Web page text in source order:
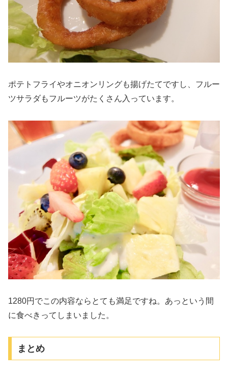
ポテトフライやオニオンリングも揚げたてですし、フルー
ツサラダもフルーツがたくさん入っています。
1280円でこの内容ならとても満足ですね。あっという間
に食べきってしまいました。
まとめ